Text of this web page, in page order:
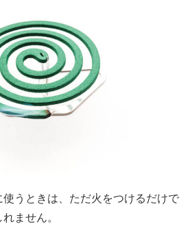
うときは、ただ火をつけるだけで
ません。